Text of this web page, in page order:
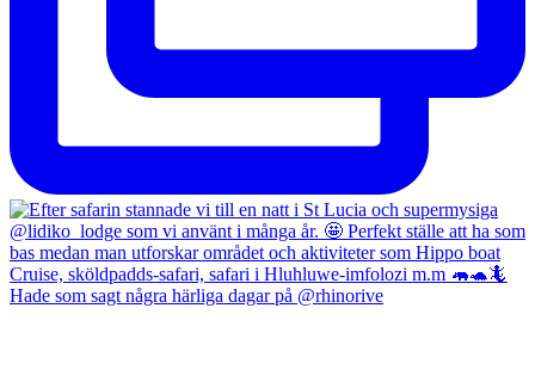
Hade som sagt några härliga dagar på @rhinorive